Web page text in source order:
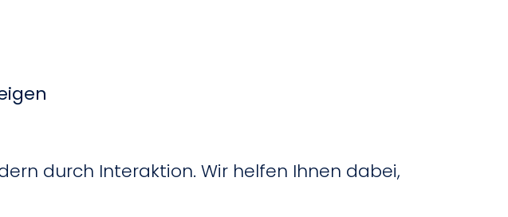
durch Interaktion. Wir helfen Ihnen dabei,